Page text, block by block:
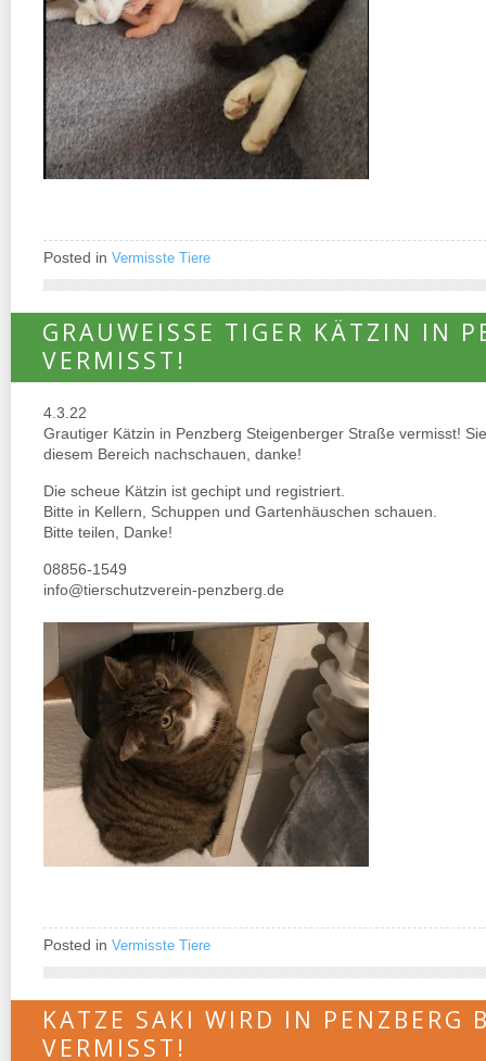
Posted in Vermisste Tiere
GRAUWEISSE TIGER KÄTZIN IN
RMISST!
4.3.22
Grautiger Kätzin in Penzberg Steigenberger Straße vermisst!
diesem Bereich nachschauen, danke!
Die scheue Kätzin ist gechipt und registriert.
Bitte in Kellern, Schuppen und Gartenhäuschen schauen.
Bitte teilen, Danke!
08856-1549
info@tierschutzverein-penzberg.de
Posted in Vermisste Tiere
KATZE SAKI WIRD IN PENZBERG
VERMISST!